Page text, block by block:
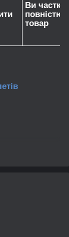
Ви
повністю
товар